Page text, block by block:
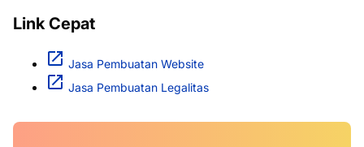
Link Cepat
Jasa Pembuatan Website
Jasa Pembuatan Legalitas